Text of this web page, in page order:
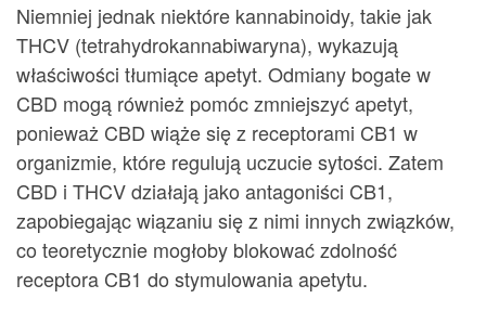
Niemniej jednak niektóre kannabinoidy, takie jak
THCV (tetrahydrokannabiwaryna), wykazują
właściwości tłumiące apetyt. Odmiany bogate w
CBD mogą również pomóc zmniejszyć apetyt,
ponieważ CBD wiąże się z receptorami CB1 w
organizmie, które regulują uczucie sytości. Zatem
CBD i THCV działają jako antagoniści CB1,
zapobiegając wiązaniu się z nimi innych związków,
co teoretycznie mogłoby blokować zdolność
receptora CB1 do stymulowania apetytu.